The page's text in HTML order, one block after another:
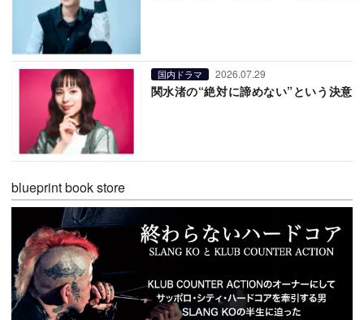
国内ドラマ 2026.07.29
関水渚の“絶対に諦めない”という決意
blueprint book store